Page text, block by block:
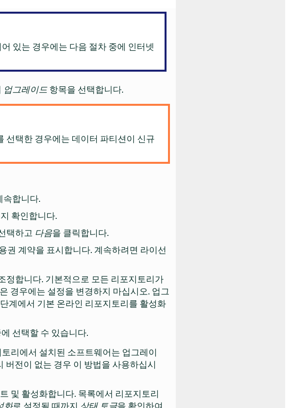
있는 경우에는 다음 절차 중에 인터넷
업그레이드 항목을 선택합니다.
선택한 경우에는 데이터 파티션이 신규
속합니다.
확인합니다.
택하고 다음을 클릭합니다.
권 계약을 표시합니다. 계속하려면 라이선
정합니다. 기본적으로 모든 리포지토리가
경우에는 설정을 변경하지 마십시오. 업그
계에서 기본 온라인 리포지토리를 활성화
선택할 수 있습니다.
리에서 설치된 소프트웨어는 업그레이
버전이 없는 경우 이 방법을 사용하십시
및 활성화합니다. 목록에서 리포지토리
화로 설정될 때까지 상태 토글을 확인하여